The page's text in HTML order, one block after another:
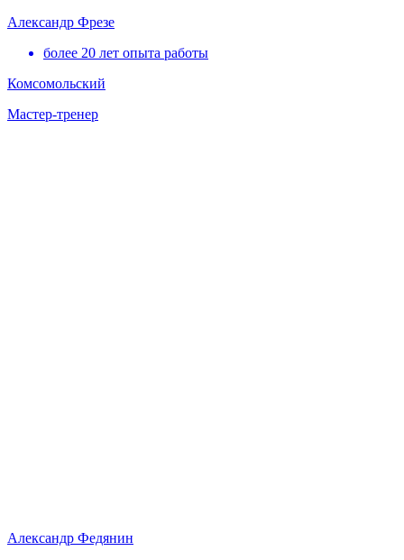
Александр Фрезе
более 20 лет опыта работы
Комсомольский
Мастер-тренер
Александр Федянин